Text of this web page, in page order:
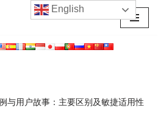
与用户故事：主要区别及敏捷适用性
English